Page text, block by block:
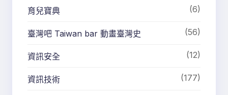
育兒寶典 (6)
臺灣吧 Taiwan bar 動畫臺灣史 (56)
資訊安全 (12)
資訊技術 (177)